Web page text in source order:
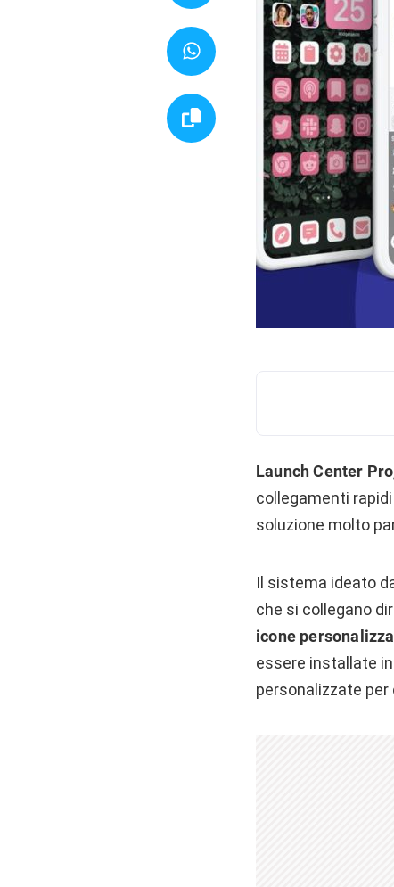
Launch Center Pro
collegamenti rapidi
soluzione molto
Il sistema ideato
che si collegano
icone
essere installate
personalizzate